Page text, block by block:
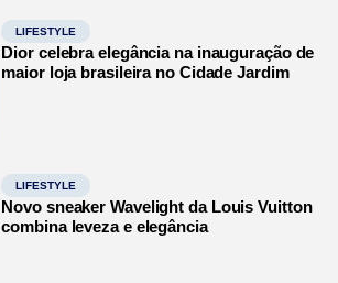
LIFESTYLE
Dior celebra elegância na inauguração de
maior loja brasileira no Cidade Jardim
LIFESTYLE
Novo sneaker Wavelight da Louis Vuitton
combina leveza e elegância